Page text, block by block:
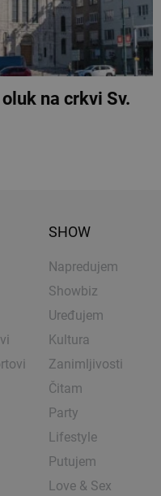
na crkvi Sv.
SHOW
Napredujem
Showbiz
Uređujem
Kultura
Zanimljivosti
Čitam
Party
Lifestyle
Putujem
Love & Sex